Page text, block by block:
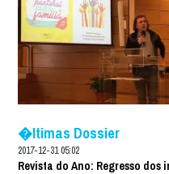
�ltimas Dossier
2017-12-31 05:02
Revista do Ano: Regresso